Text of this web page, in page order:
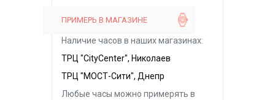
ПРИМЕРЬ В МАГАЗИНЕ
Наличие часов в наших магазинах:
ТРЦ "CityCenter", Николаев
ТРЦ "МОСТ-Сити", Днепр
Любые часы можно примерять в